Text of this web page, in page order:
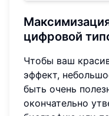
цифровой
Чтобы ваш
эффект,
быть очень
окончательно